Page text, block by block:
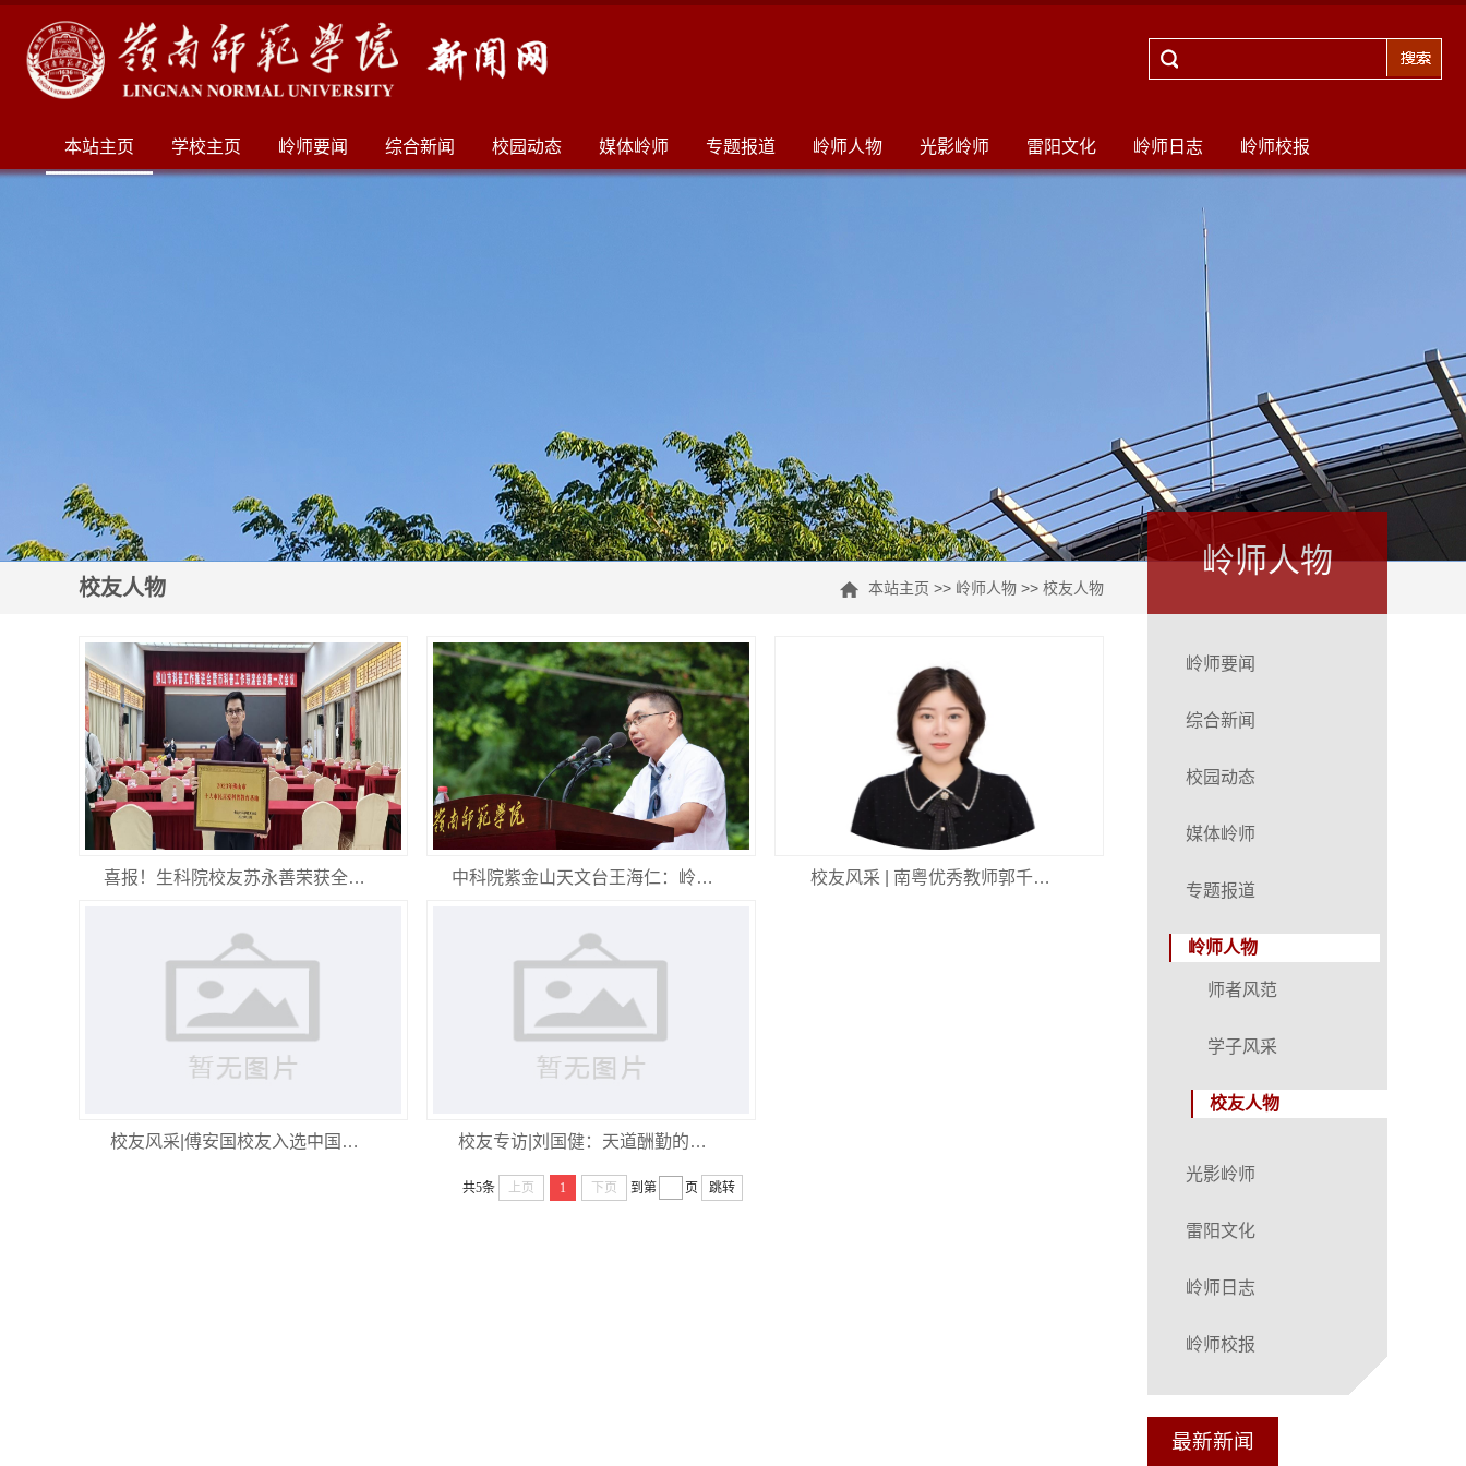
本站主页 学校主页 岭师要闻 综合新闻 校园动态 媒体岭师 专题报道 岭师人物 光影岭师 雷阳文化 岭师日志 岭师校报
岭师人物
校友人物 本站主页 >> 岭师人物 >> 校友人物
岭师要闻
综合新闻
校园动态
媒体岭师
专题报道
岭师人物
师者风范
学子风采
校友人物
光影岭师
雷阳文化
岭师日志
岭师校报
最新新闻
喜报！生科院校友苏永善荣获全… 中科院紫金山天文台王海仁：岭… 校友风采 | 南粤优秀教师郭千…
校友风采|傅安国校友入选中国… 校友专访|刘国健：天道酬勤的…
共5条 上页 1 下页 到第 页 跳转